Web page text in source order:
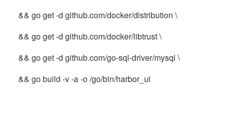
&& go get -d github.com/docker/distribution \
&& go get -d github.com/docker/libtrust \
&& go get -d github.com/go-sql-driver/mysql \
&& go build -v -a -o /go/bin/harbor_ui